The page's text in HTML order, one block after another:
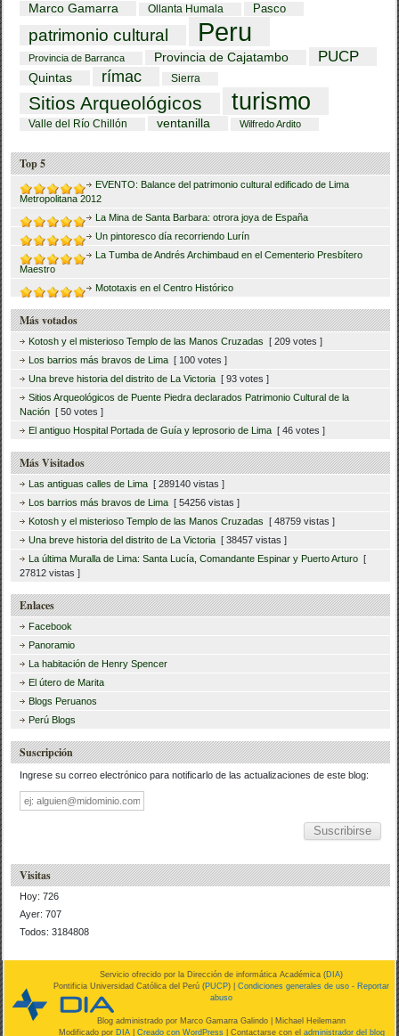
Marco Gamarra Ollanta Humala Pasco
patrimonio cultural Peru
Provincia de Barranca Provincia de Cajatambo PUCP
Quintas rímac Sierra
Sitios Arqueológicos turismo
Valle del Río Chillón ventanilla Wilfredo Ardito
Top 5
EVENTO: Balance del patrimonio cultural edificado de Lima
Metropolitana 2012
La Mina de Santa Barbara: otrora joya de España
Un pintoresco día recorriendo Lurín
La Tumba de Andrés Archimbaud en el Cementerio Presbítero
Maestro
Mototaxis en el Centro Histórico
Más votados
Kotosh y el misterioso Templo de las Manos Cruzadas [ 209 votes ]
Los barrios más bravos de Lima [ 100 votes ]
Una breve historia del distrito de La Victoria [ 93 votes ]
Sitios Arqueológicos de Puente Piedra declarados Patrimonio Cultural de la
Nación [ 50 votes ]
El antiguo Hospital Portada de Guía y leprosorio de Lima [ 46 votes ]
Más Visitados
Las antiguas calles de Lima [ 289140 vistas ]
Los barrios más bravos de Lima [ 54256 vistas ]
Kotosh y el misterioso Templo de las Manos Cruzadas [ 48759 vistas ]
Una breve historia del distrito de La Victoria [ 38457 vistas ]
La última Muralla de Lima: Santa Lucía, Comandante Espinar y Puerto Arturo [
27812 vistas ]
Enlaces
Facebook
Panoramio
La habitación de Henry Spencer
El útero de Marita
Blogs Peruanos
Perú Blogs
Suscripción
Ingrese su correo electrónico para notificarlo de las actualizaciones de este blog:
Dirección
de
correo
Visitas
Hoy: 726
Ayer: 707
Todos: 3184808
Servicio ofrecido por la Dirección de informática Académica (DIA)
Pontificia Universidad Católica del Perú (PUCP) |Condiciones generales de uso - Reportar
abuso
Blog administrado por Marco Gamarra Galindo | Michael Heilemann
Modificado por DIA| Creado con WordPress| Contactarse con el administrador del blog